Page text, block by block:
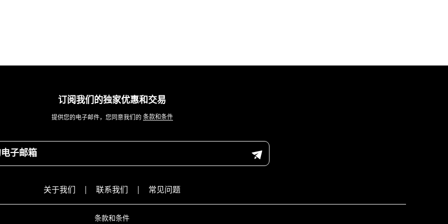
订阅我们的独家优惠和交易
提供您的电子邮件，您同意我们的 条款和条件
子邮箱
关于我们 联系我们 常见问题
条款和条件